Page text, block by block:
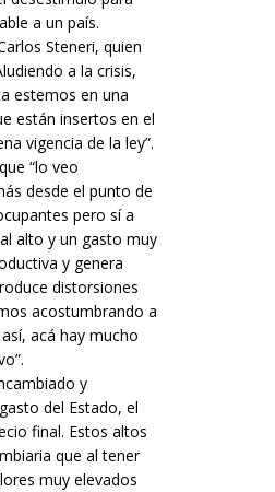
a un país.
Steneri, quien
a la crisis,
estemos en una
están insertos en el
vigencia de la ley”.
“lo veo
desde el punto de
pero sí a
alto y un gasto muy
y genera
distorsiones
acostumbrando a
acá hay mucho
y
del Estado, el
final. Estos altos
que al tener
muy elevados